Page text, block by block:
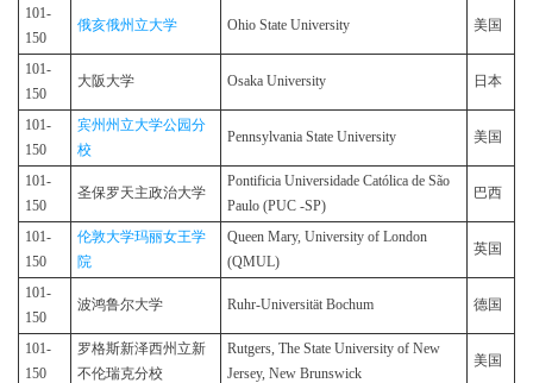
101-
150
俄亥俄州立大学 Ohio State University 美国
101-
150
大阪大学 Osaka University 日本
101-
150
宾州州立大学公园分
校
Pennsylvania State University 美国
101-
150
圣保罗天主政治大学
Pontificia Universidade Católica de São
Paulo (PUC -SP)
巴西
101-
150
伦敦大学玛丽女王学
院
Queen Mary, University of London
(QMUL)
英国
101-
150
波鸿鲁尔大学 Ruhr-Universität Bochum 德国
101-
150
罗格斯新泽西州立新
不伦瑞克分校
Rutgers, The State University of New
Jersey, New Brunswick
美国